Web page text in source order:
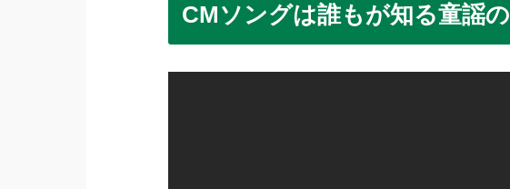
CMソングは誰もが知る童謡の